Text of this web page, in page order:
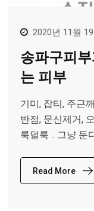
2020년 11월
송파구피
는 피부
기미, 잡티, 주근
반점, 문신제거,
룩덜룩 .. 그냥 둔
Read More